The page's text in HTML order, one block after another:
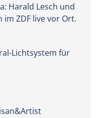
Harald Lesch und
im ZDF live vor Ort.
Lichtsystem für